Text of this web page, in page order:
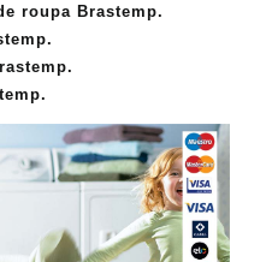
roupa Brastemp.